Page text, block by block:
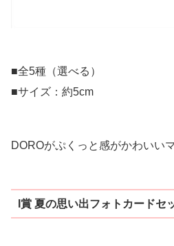
■全5種（選べる）
■サイズ：約5cm
DOROがぷくっと感がかわいい
I賞 夏の思い出フォトカードセ